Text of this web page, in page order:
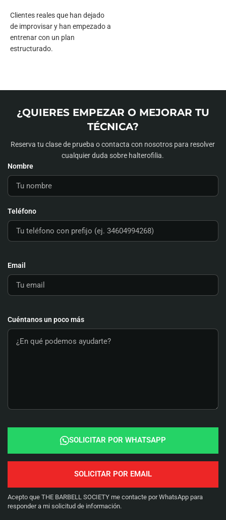
Clientes reales que han dejado
de improvisar y han empezado a
entrenar con un plan
estructurado.
¿QUIERES EMPEZAR O MEJORAR TU
TÉCNICA?
Reserva tu clase de prueba o contacta con nosotros para resolver
cualquier duda sobre halterofilia.
Nombre
Teléfono
Email
Cuéntanos un poco más
SOLICITAR POR WHATSAPP
Acepto que THE BARBELL SOCIETY me contacte por WhatsApp para
responder a mi solicitud de información.